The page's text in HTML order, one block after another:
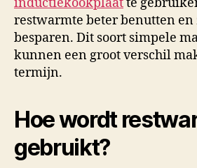
restwarmte beter benutten en
besparen. Dit soort simpele
kunnen een groot verschil
termijn.
Hoe wordt
gebruikt?